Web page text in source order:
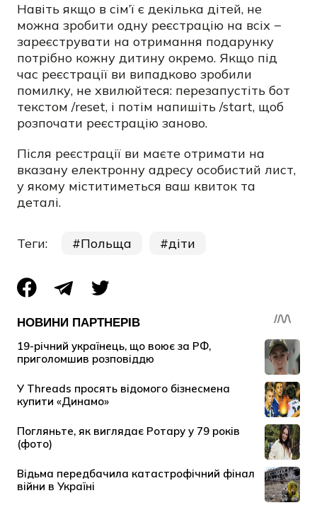
Навіть якщо в сім’ї є декілька дітей, не
можна зробити одну реєстрацію на всіх −
зареєструвати на отримання подарунку
потрібно кожну дитину окремо. Якщо під
час реєстрації ви випадково зробили
помилку, не хвилюйтеся: перезапустіть бот
текстом /reset, і потім напишіть /start, щоб
розпочати реєстрацію заново.
Після реєстрації ви маєте отримати на
вказану електронну адресу особистий лист,
у якому міститиметься ваш квиток та
деталі.
Теги: Польща діти